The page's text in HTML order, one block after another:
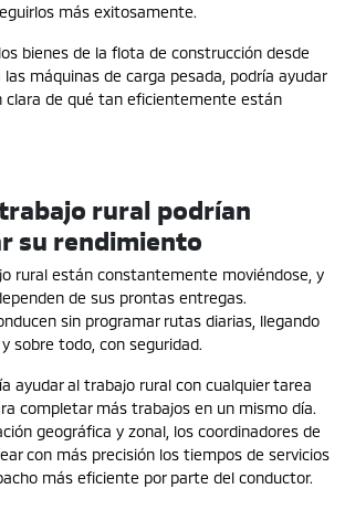
más exitosamente.
bienes de la flota de construcción desde
máquinas de carga pesada, podría ayudar
clara de qué tan eficientemente están
rural podrían
su rendimiento
rural están constantemente moviéndose, y
de sus prontas entregas.
sin programar rutas diarias, llegando
sobre todo, con seguridad.
ayudar al trabajo rural con cualquier tarea
completar más trabajos en un mismo día.
geográfica y zonal, los coordinadores de
con más precisión los tiempos de servicios
más eficiente por parte del conductor.